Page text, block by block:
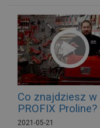
Co znajdziesz
PROFIX Proline?
2021-05-21